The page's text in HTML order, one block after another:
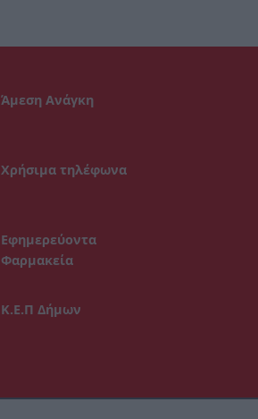
Άμεση Ανάγκη
Χρήσιμα τηλέφωνα
Εφημερεύοντα
Φαρμακεία
Κ.Ε.Π Δήμων